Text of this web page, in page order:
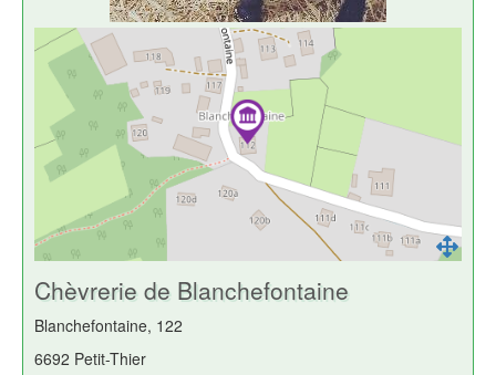
Chèvrerie de Blanchefontaine
Blanchefontaine, 122
6692 Petit-Thier